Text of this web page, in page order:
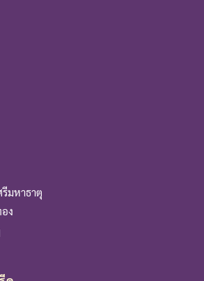
มหาธาตุ
ง